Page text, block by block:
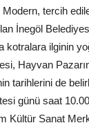
Modern, tercih
İnegöl
kotralara ilginin
Hayvan
tarihlerini de
günü saat
Kültür Sanat